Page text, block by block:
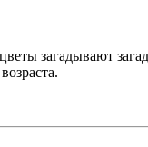
загадывают